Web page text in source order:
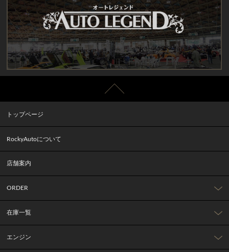
トップページ
RockyAutoについて
店舗案内
ORDER
在庫一覧
エンジン